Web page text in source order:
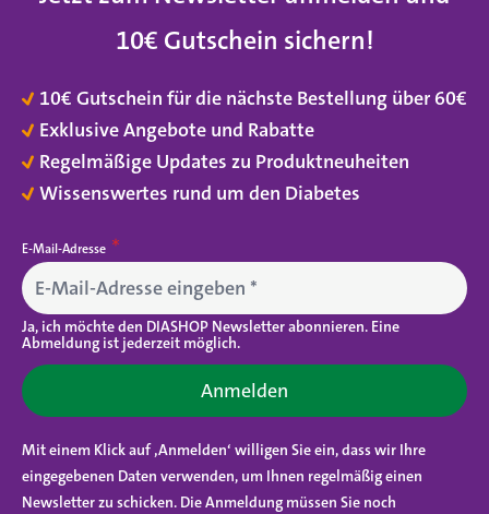
10€ Gutschein sichern!
10€ Gutschein für die nächste Bestellung über 60€
Exklusive Angebote und Rabatte
Regelmäßige Updates zu Produktneuheiten
Wissenswertes rund um den Diabetes
E-Mail-Adresse
Ja, ich möchte den DIASHOP Newsletter abonnieren. Eine
Abmeldung ist jederzeit möglich.
Anmelden
Mit einem Klick auf ‚Anmelden‘ willigen Sie ein, dass wir Ihre
eingegebenen Daten verwenden, um Ihnen regelmäßig einen
Newsletter zu schicken. Die Anmeldung müssen Sie noch